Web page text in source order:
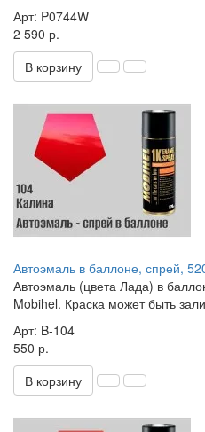
Арт: P0744W
2 590 р.
В корзину
Автоэмаль в баллоне, спрей,
Автоэмаль (цвета Лада) в
Mobihel. Краска может быть
Арт: B-104
550 р.
В корзину